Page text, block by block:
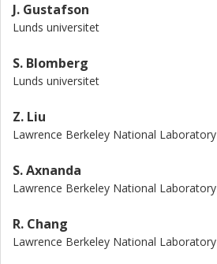
J. Gustafson
Lunds universitet
S. Blomberg
Lunds universitet
Z. Liu
Lawrence Berkeley National Laboratory
S. Axnanda
Lawrence Berkeley National Laboratory
R. Chang
Lawrence Berkeley National Laboratory